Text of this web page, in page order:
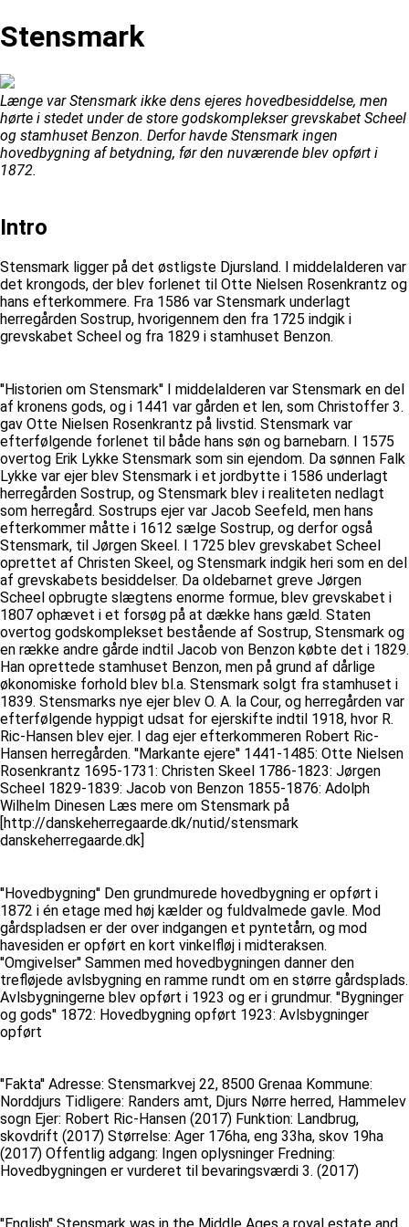
Stensmark
Længe var Stensmark ikke dens ejeres hovedbesiddelse, men
hørte i stedet under de store godskomplekser grevskabet Scheel
og stamhuset Benzon. Derfor havde Stensmark ingen
hovedbygning af betydning, før den nuværende blev opført i
1872.
Intro
Stensmark ligger på det østligste Djursland. I middelalderen var
det krongods, der blev forlenet til Otte Nielsen Rosenkrantz og
hans efterkommere. Fra 1586 var Stensmark underlagt
herregården Sostrup, hvorigennem den fra 1725 indgik i
grevskabet Scheel og fra 1829 i stamhuset Benzon.
''Historien om Stensmark'' I middelalderen var Stensmark en del
af kronens gods, og i 1441 var gården et len, som Christoffer 3.
gav Otte Nielsen Rosenkrantz på livstid. Stensmark var
efterfølgende forlenet til både hans søn og barnebarn. I 1575
overtog Erik Lykke Stensmark som sin ejendom. Da sønnen Falk
Lykke var ejer blev Stensmark i et jordbytte i 1586 underlagt
herregården Sostrup, og Stensmark blev i realiteten nedlagt
som herregård. Sostrups ejer var Jacob Seefeld, men hans
efterkommer måtte i 1612 sælge Sostrup, og derfor også
Stensmark, til Jørgen Skeel. I 1725 blev grevskabet Scheel
oprettet af Christen Skeel, og Stensmark indgik heri som en del
af grevskabets besiddelser. Da oldebarnet greve Jørgen
Scheel opbrugte slægtens enorme formue, blev grevskabet i
1807 ophævet i et forsøg på at dække hans gæld. Staten
overtog godskomplekset bestående af Sostrup, Stensmark og
en række andre gårde indtil Jacob von Benzon købte det i 1829.
Han oprettede stamhuset Benzon, men på grund af dårlige
økonomiske forhold blev bl.a. Stensmark solgt fra stamhuset i
1839. Stensmarks nye ejer blev O. A. la Cour, og herregården var
efterfølgende hyppigt udsat for ejerskifte indtil 1918, hvor R.
Ric-Hansen blev ejer. I dag ejer efterkommeren Robert Ric-
Hansen herregården. ''Markante ejere'' 1441-1485: Otte Nielsen
Rosenkrantz 1695-1731: Christen Skeel 1786-1823: Jørgen
Scheel 1829-1839: Jacob von Benzon 1855-1876: Adolph
Wilhelm Dinesen Læs mere om Stensmark på
[http://danskeherregaarde.dk/nutid/stensmark
danskeherregaarde.dk]
''Hovedbygning'' Den grundmurede hovedbygning er opført i
1872 i én etage med høj kælder og fuldvalmede gavle. Mod
gårdspladsen er der over indgangen et pyntetårn, og mod
havesiden er opført en kort vinkelfløj i midteraksen.
''Omgivelser'' Sammen med hovedbygningen danner den
trefløjede avlsbygning en ramme rundt om en større gårdsplads.
Avlsbygningerne blev opført i 1923 og er i grundmur. ''Bygninger
og gods'' 1872: Hovedbygning opført 1923: Avlsbygninger
opført
''Fakta'' Adresse: Stensmarkvej 22, 8500 Grenaa Kommune:
Norddjurs Tidligere: Randers amt, Djurs Nørre herred, Hammelev
sogn Ejer: Robert Ric-Hansen (2017) Funktion: Landbrug,
skovdrift (2017) Størrelse: Ager 176ha, eng 33ha, skov 19ha
(2017) Offentlig adgang: Ingen oplysninger Fredning:
Hovedbygningen er vurderet til bevaringsværdi 3. (2017)